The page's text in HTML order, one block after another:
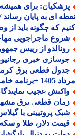
برای همیشه که
ای به پایان رساند /
که چگونه باید از
ماجراجویی مهاجم
از رییس جمهور
خبری رجانیوز
کنگاور، جوانرود، صحنه و...
عجیب نمایندگان
قطعی برق مشهد امروز یکشنبه 18
پروتیینی با گیلاس
دلار، طلا و سکه امروز 18